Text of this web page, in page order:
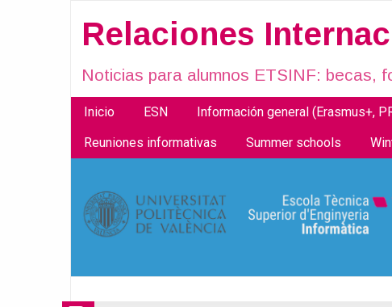
Relaciones
Noticias para alumnos ETSINF: becas,
Inicio ESN Información general (Erasmus+,
Reuniones informativas Summer schools